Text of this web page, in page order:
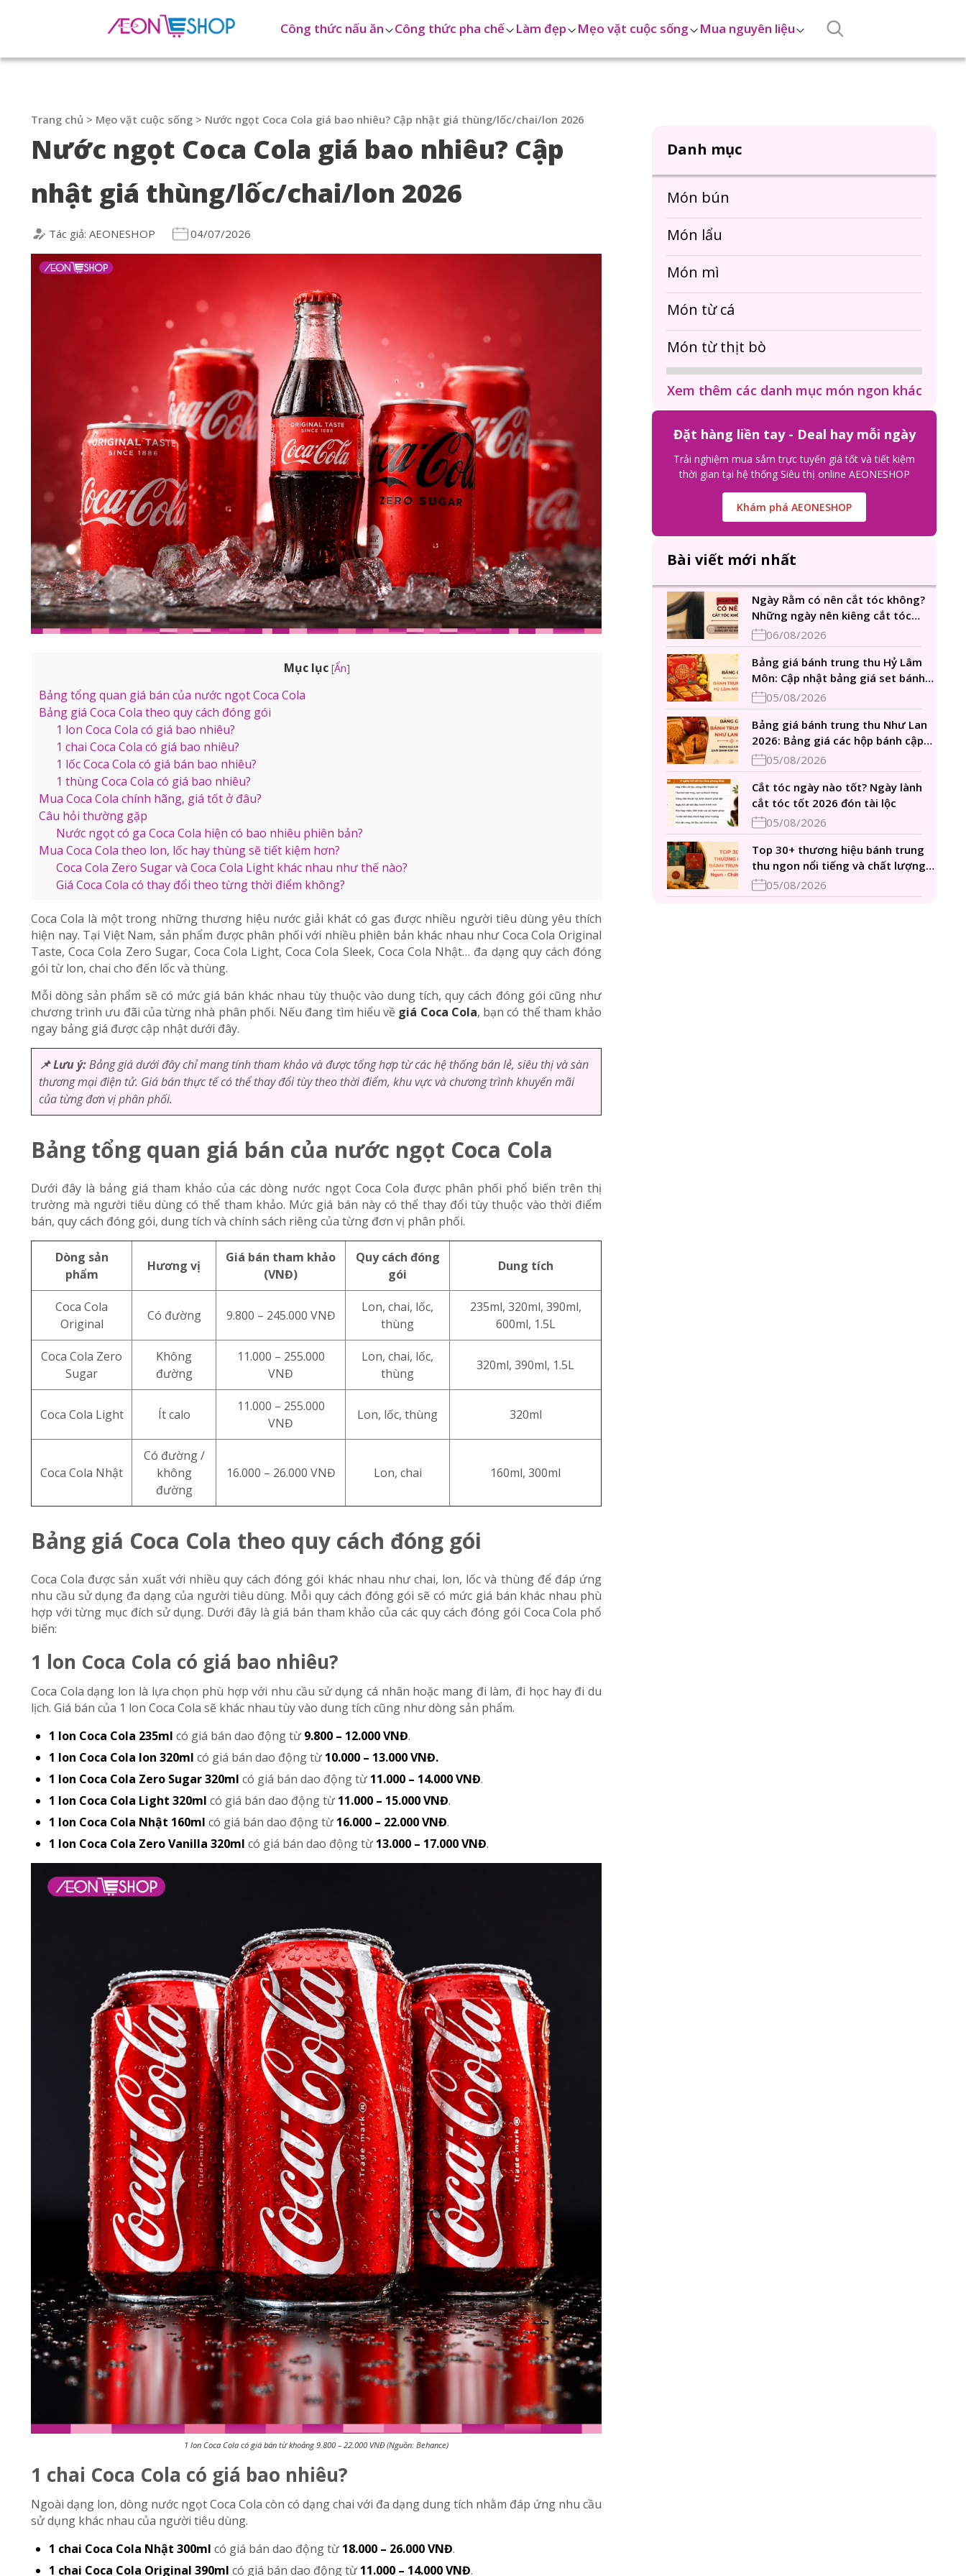
Công thức nấu ăn Công thức pha chế Làm đẹp Mẹo vặt cuộc sống Mua nguyên liệu
Trang chủ > Mẹo vặt cuộc sống > Nước ngọt Coca Cola giá bao nhiêu? Cập nhật giá thùng/lốc/chai/lon 2026
Nước ngọt Coca Cola giá bao nhiêu? Cập
nhật giá thùng/lốc/chai/lon 2026
Tác giả: AEONESHOP 04/07/2026
Mục lục [Ẩn]
Bảng tổng quan giá bán của nước ngọt Coca Cola
Bảng giá Coca Cola theo quy cách đóng gói
1 lon Coca Cola có giá bao nhiêu?
1 chai Coca Cola có giá bao nhiêu?
1 lốc Coca Cola có giá bán bao nhiêu?
1 thùng Coca Cola có giá bao nhiêu?
Mua Coca Cola chính hãng, giá tốt ở đâu?
Câu hỏi thường gặp
Nước ngọt có ga Coca Cola hiện có bao nhiêu phiên bản?
Mua Coca Cola theo lon, lốc hay thùng sẽ tiết kiệm hơn?
Coca Cola Zero Sugar và Coca Cola Light khác nhau như thế nào?
Giá Coca Cola có thay đổi theo từng thời điểm không?
Coca Cola là một trong những thương hiệu nước giải khát có gas được nhiều người tiêu dùng yêu thích
hiện nay. Tại Việt Nam, sản phẩm được phân phối với nhiều phiên bản khác nhau như Coca Cola Original
Taste, Coca Cola Zero Sugar, Coca Cola Light, Coca Cola Sleek, Coca Cola Nhật… đa dạng quy cách đóng
gói từ lon, chai cho đến lốc và thùng.
Mỗi dòng sản phẩm sẽ có mức giá bán khác nhau tùy thuộc vào dung tích, quy cách đóng gói cũng như
chương trình ưu đãi của từng nhà phân phối. Nếu đang tìm hiểu về giá Coca Cola, bạn có thể tham khảo
ngay bảng giá được cập nhật dưới đây.
📌 Lưu ý:Bảng giá dưới đây chỉ mang tính tham khảo và được tổng hợp từ các hệ thống bán lẻ, siêu thị và sàn
thương mại điện tử. Giá bán thực tế có thể thay đổi tùy theo thời điểm, khu vực và chương trình khuyến mãi
của từng đơn vị phân phối.
Bảng tổng quan giá bán của nước ngọt Coca Cola
Dưới đây là bảng giá tham khảo của các dòng nước ngọt Coca Cola được phân phối phổ biến trên thị
trường mà người tiêu dùng có thể tham khảo. Mức giá bán này có thể thay đổi tùy thuộc vào thời điểm
bán, quy cách đóng gói, dung tích và chính sách riêng của từng đơn vị phân phối.
Dòng sản
phẩm
Hương vị
Giá bán tham khảo
(VNĐ)
Quy cách đóng
gói
Dung tích
Coca Cola
Original
Có đường 9.800 – 245.000 VNĐ
Lon, chai, lốc,
thùng
235ml, 320ml, 390ml,
600ml, 1.5L
Coca Cola Zero
Sugar
Không
đường
11.000 – 255.000
VNĐ
Lon, chai, lốc,
thùng
320ml, 390ml, 1.5L
Coca Cola Light Ít calo
11.000 – 255.000
VNĐ
Lon, lốc, thùng 320ml
Coca Cola Nhật
Có đường /
không
đường
16.000 – 26.000 VNĐ Lon, chai 160ml, 300ml
Bảng giá Coca Cola theo quy cách đóng gói
Coca Cola được sản xuất với nhiều quy cách đóng gói khác nhau như chai, lon, lốc và thùng để đáp ứng
nhu cầu sử dụng đa dạng của người tiêu dùng. Mỗi quy cách đóng gói sẽ có mức giá bán khác nhau phù
hợp với từng mục đích sử dụng. Dưới đây là giá bán tham khảo của các quy cách đóng gói Coca Cola phổ
biến:
1 lon Coca Cola có giá bao nhiêu?
Coca Cola dạng lon là lựa chọn phù hợp với nhu cầu sử dụng cá nhân hoặc mang đi làm, đi học hay đi du
lịch. Giá bán của 1 lon Coca Cola sẽ khác nhau tùy vào dung tích cũng như dòng sản phẩm.
1 lon Coca Cola 235ml có giá bán dao động từ 9.800 – 12.000 VNĐ.
1 lon Coca Cola lon 320ml có giá bán dao động từ 10.000 – 13.000 VNĐ.
1 lon Coca Cola Zero Sugar 320ml có giá bán dao động từ 11.000 – 14.000 VNĐ.
1 lon Coca Cola Light 320ml có giá bán dao động từ 11.000 – 15.000 VNĐ.
1 lon Coca Cola Nhật 160ml có giá bán dao động từ 16.000 – 22.000 VNĐ.
1 lon Coca Cola Zero Vanilla 320ml có giá bán dao động từ 13.000 – 17.000 VNĐ.
1 lon Coca Cola có giá bán từ khoảng 9.800 – 22.000 VNĐ (Nguồn: Behance)
1 chai Coca Cola có giá bao nhiêu?
Ngoài dạng lon, dòng nước ngọt Coca Cola còn có dạng chai với đa dạng dung tích nhằm đáp ứng nhu cầu
sử dụng khác nhau của người tiêu dùng.
1 chai Coca Cola Nhật 300ml có giá bán dao động từ 18.000 – 26.000 VNĐ.
1 chai Coca Cola Original 390ml có giá bán dao động từ 11.000 – 14.000 VNĐ.
Danh mục
Món bún
Món lẩu
Món mì
Món từ cá
Món từ thịt bò
Xem thêm các danh mục món ngon khác
Đặt hàng liền tay - Deal hay mỗi ngày
Trải nghiệm mua sắm trực tuyến giá tốt và tiết kiệm
thời gian tại hệ thống Siêu thị online AEONESHOP
Khám phá AEONESHOP
Bài viết mới nhất
Ngày Rằm có nên cắt tóc không?
Những ngày nên kiêng cắt tóc
trong tháng
06/08/2026
Bảng giá bánh trung thu Hỷ Lâm
Môn: Cập nhật bảng giá set bánh
chi tiết 2026
05/08/2026
Bảng giá bánh trung thu Như Lan
2026: Bảng giá các hộp bánh cập
nhật chi tiết
05/08/2026
Cắt tóc ngày nào tốt? Ngày lành
cắt tóc tốt 2026 đón tài lộc
05/08/2026
Top 30+ thương hiệu bánh trung
thu ngon nổi tiếng và chất lượng
202605/08/2026